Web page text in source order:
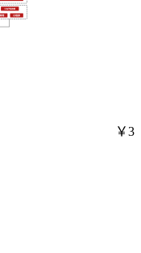
￥3